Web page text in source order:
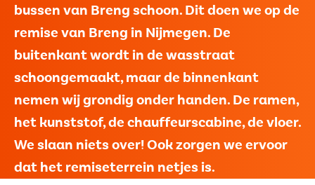
Volwassenen
Locaties
Over ons
Contact
Verwijzers
bussen van Breng schoon. Dit doen we op de
remise van Breng in Nijmegen. De
buitenkant wordt in de wasstraat
schoongemaakt, maar de binnenkant
nemen wij grondig onder handen. De ramen,
het kunststof, de chauffeurscabine, de vloer.
We slaan niets over! Ook zorgen we ervoor
dat het remiseterrein netjes is.